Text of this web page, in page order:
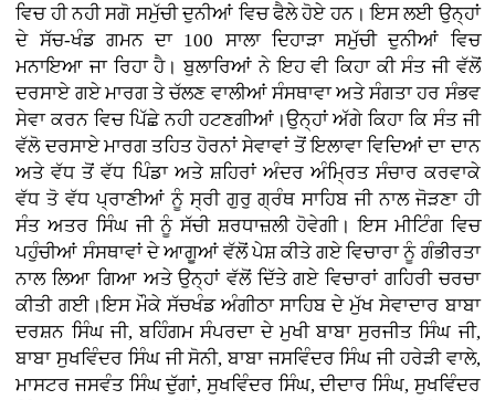
ਵਿਚ ਹੀ ਨਹੀ ਸਗੋ ਸਮੁੱਚੀ ਦੁਨੀਆਂ ਵਿਚ ਫੈਲੇ ਹੋਏ ਹਨ। ਇਸ ਲਈ ਉਨ੍ਹਾਂ
ਦੇ ਸੱਚ-ਖੰਡ ਗਮਨ ਦਾ 100 ਸਾਲਾ ਦਿਹਾੜਾ ਸਮੁੱਚੀ ਦੁਨੀਆਂ ਵਿਚ
ਮਨਾਇਆ ਜਾ ਰਿਹਾ ਹੈ। ਬੁਲਾਰਿਆਂ ਨੇ ਇਹ ਵੀ ਕਿਹਾ ਕੀ ਸੰਤ ਜੀ ਵੱਲੋਂ
ਦਰਸਾਏ ਗਏ ਮਾਰਗ ਤੇ ਚੱਲਣ ਵਾਲੀਆਂ ਸੰਸਥਾਵਾ ਅਤੇ ਸੰਗਤਾ ਹਰ ਸੰਭਵ
ਸੇਵਾ ਕਰਨ ਵਿਚ ਪਿੱਛੇ ਨਹੀ ਹਟਣਗੀਆਂ।ਉਨ੍ਹਾਂ ਅੱਗੇ ਕਿਹਾ ਕਿ ਸੰਤ ਜੀ
ਵੱਲੋ ਦਰਸਾਏ ਮਾਰਗ ਤਹਿਤ ਹੋਰਨਾਂ ਸੇਵਾਵਾਂ ਤੋਂ ਇਲਾਵਾ ਵਿਦਿਆਂ ਦਾ ਦਾਨ
ਅਤੇ ਵੱਧ ਤੋਂ ਵੱਧ ਪਿੰਡਾ ਅਤੇ ਸ਼ਹਿਰਾਂ ਅੰਦਰ ਅੰਮ੍ਰਿਤ ਸੰਚਾਰ ਕਰਵਾਕੇ
ਵੱਧ ਤੋ ਵੱਧ ਪ੍ਰਾਣੀਆਂ ਨੂੰ ਸ੍ਰੀ ਗੁਰੁ ਗ੍ਰੰਥ ਸਾਹਿਬ ਜੀ ਨਾਲ ਜੋੜਣਾ ਹੀ
ਸੰਤ ਅਤਰ ਸਿੰਘ ਜੀ ਨੂੰ ਸੱਚੀ ਸ਼ਰਧਾਜ਼ਲੀ ਹੋਵੇਗੀ। ਇਸ ਮੀਟਿੰਗ ਵਿਚ
ਪਹੁੰਚੀਆਂ ਸੰਸਥਾਵਾਂ ਦੇ ਆਗੂਆਂ ਵੱਲੋਂ ਪੇਸ਼ ਕੀਤੇ ਗਏ ਵਿਚਾਰਾ ਨੂੰ ਗੰਭੀਰਤਾ
ਨਾਲ ਲਿਆ ਗਿਆ ਅਤੇ ਉਨ੍ਹਾਂ ਵੱਲੋਂ ਦਿੱਤੇ ਗਏ ਵਿਚਾਰਾਂ ਗਹਿਰੀ ਚਰਚਾ
ਕੀਤੀ ਗਈ।ਇਸ ਮੌਕੇ ਸੱਚਖੰਡ ਅੰਗੀਠਾ ਸਾਹਿਬ ਦੇ ਮੁੱਖ ਸੇਵਾਦਾਰ ਬਾਬਾ
ਦਰਸ਼ਨ ਸਿੰਘ ਜੀ, ਬਹਿੰਗਮ ਸੰਪਰਦਾ ਦੇ ਮੁਖੀ ਬਾਬਾ ਸੁਰਜੀਤ ਸਿੰਘ ਜੀ,
ਬਾਬਾ ਸੁਖਵਿੰਦਰ ਸਿੰਘ ਜੀ ਸੋਨੀ, ਬਾਬਾ ਜਸਵਿੰਦਰ ਸਿੰਘ ਜੀ ਹਰੇੜੀ ਵਾਲੇ,
ਮਾਸਟਰ ਜਸਵੰਤ ਸਿੰਘ ਦੁੱਗਾਂ, ਸੁਖਵਿੰਦਰ ਸਿੰਘ, ਦੀਦਾਰ ਸਿੰਘ, ਸੁਖਵਿੰਦਰ